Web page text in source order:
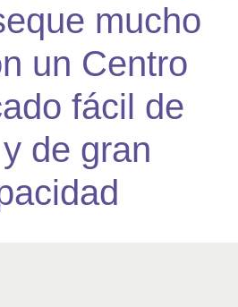
mucho
un Centro
fácil de
de gran